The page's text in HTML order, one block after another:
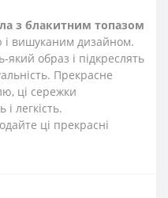
з блакитним топазом
і вишуканим дизайном.
який образ і підкреслять
Прекрасне
ці сережки
легкість.
ці прекрасні